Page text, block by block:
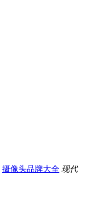
摄像头品牌大全 现代